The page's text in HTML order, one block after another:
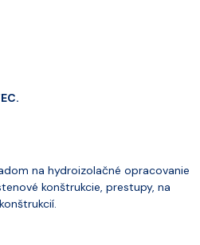
na hydroizolačné opracovanie
konštrukcie, prestupy, na